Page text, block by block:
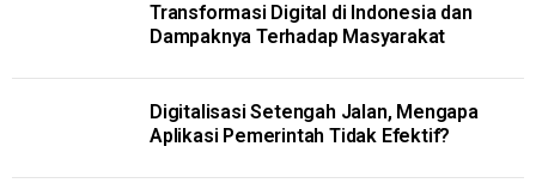
Transformasi Digital di Indonesia dan
Dampaknya Terhadap Masyarakat
Digitalisasi Setengah Jalan, Mengapa
Aplikasi Pemerintah Tidak Efektif?